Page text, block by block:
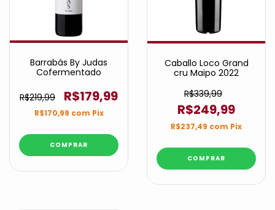
Barrabás By Judas
Cofermentado
R$219,99 R$179,99
R$170,99 com Pix
Caballo Loco Grand
cru Maipo 2022
R$339,99
R$249,99
R$237,49 com Pix